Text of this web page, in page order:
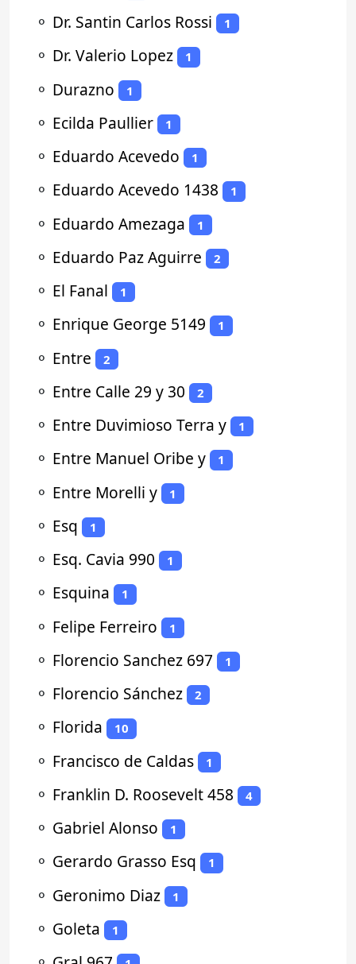
⚬ Dr. Santin Carlos Rossi 1
⚬ Dr. Valerio Lopez 1
⚬ Durazno 1
⚬ Ecilda Paullier 1
⚬ Eduardo Acevedo 1
⚬ Eduardo Acevedo 1438 1
⚬ Eduardo Amezaga 1
⚬ Eduardo Paz Aguirre 2
⚬ El Fanal 1
⚬ Enrique George 5149 1
⚬ Entre 2
⚬ Entre Calle 29 y 30 2
⚬ Entre Duvimioso Terra y 1
⚬ Entre Manuel Oribe y 1
⚬ Entre Morelli y 1
⚬ Esq 1
⚬ Esq. Cavia 990 1
⚬ Esquina 1
⚬ Felipe Ferreiro 1
⚬ Florencio Sanchez 697 1
⚬ Florencio Sánchez 2
⚬ Florida 10
⚬ Francisco de Caldas 1
⚬ Franklin D. Roosevelt 458 4
⚬ Gabriel Alonso 1
⚬ Gerardo Grasso Esq 1
⚬ Geronimo Diaz 1
⚬ Goleta 1